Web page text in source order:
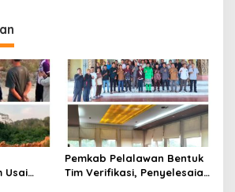
Usai
Pemkab Pelalawan Bentuk
Tim Verifikasi, Penyelesaian